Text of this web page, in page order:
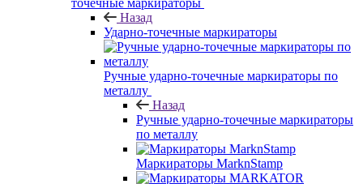
точечные маркираторы
Назад
Ударно-точечные маркираторы
Ручные ударно-точечные маркираторы по
металлу
Назад
Ручные ударно-точечные маркираторы
по металлу
Маркираторы MarknStamp